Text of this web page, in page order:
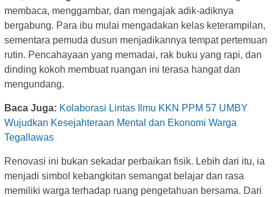
membaca, menggambar, dan mengajak adik-adiknya
bergabung. Para ibu mulai mengadakan kelas keterampilan,
sementara pemuda dusun menjadikannya tempat pertemuan
rutin. Pencahayaan yang memadai, rak buku yang rapi, dan
dinding kokoh membuat ruangan ini terasa hangat dan
mengundang.
Baca Juga: Kolaborasi Lintas Ilmu KKN PPM 57 UMBY
Wujudkan Kesejahteraan Mental dan Ekonomi Warga
Tegallawas
Renovasi ini bukan sekadar perbaikan fisik. Lebih dari itu, ia
menjadi simbol kebangkitan semangat belajar dan rasa
memiliki warga terhadap ruang pengetahuan bersama. Dari